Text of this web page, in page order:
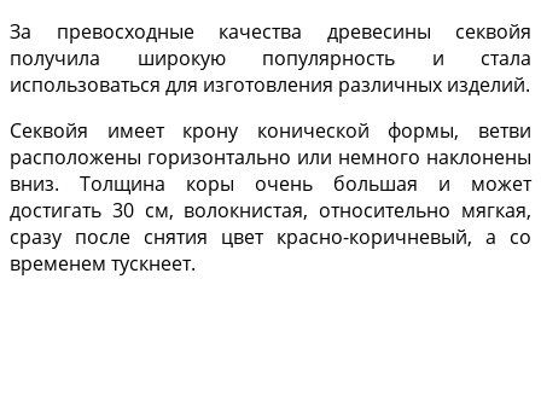
За превосходные качества древесины секвойя
получила широкую популярность и стала
использоваться для изготовления различных изделий.
Секвойя имеет крону конической формы, ветви
расположены горизонтально или немного наклонены
вниз. Толщина коры очень большая и может
достигать 30 см, волокнистая, относительно мягкая,
сразу после снятия цвет красно-коричневый, а со
временем тускнеет.